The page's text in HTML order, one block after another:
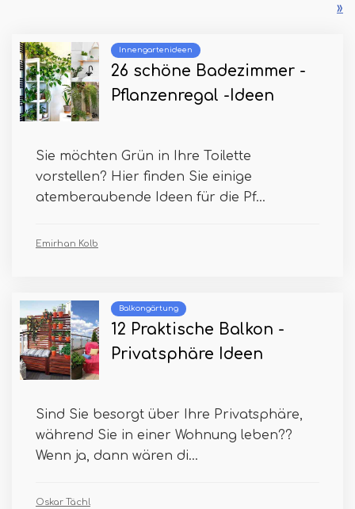
»
Innengartenideen
26 schöne Badezimmer -
Pflanzenregal -Ideen
Sie möchten Grün in Ihre Toilette
vorstellen? Hier finden Sie einige
atemberaubende Ideen für die Pf...
Emirhan Kolb
Balkongärtung
12 Praktische Balkon -
Privatsphäre Ideen
Sind Sie besorgt über Ihre Privatsphäre,
während Sie in einer Wohnung leben??
Wenn ja, dann wären di...
Oskar Tächl